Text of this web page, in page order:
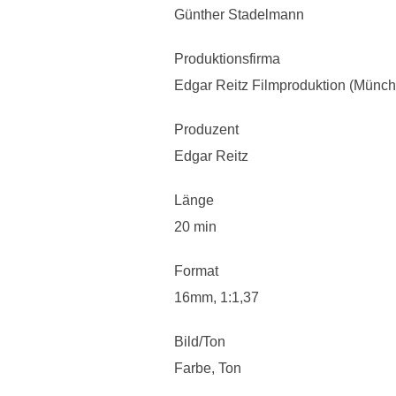
Günther Stadelmann
Produktionsfirma
Edgar Reitz Filmproduktion
Produzent
Edgar Reitz
Länge
20 min
Format
16mm, 1:1,37
Bild/Ton
Farbe, Ton